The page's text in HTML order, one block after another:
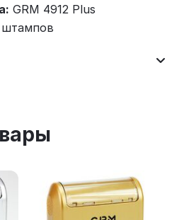
GRM 4912 Plus
штампов